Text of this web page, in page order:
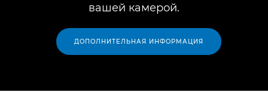
вашей камерой.
ДОПОЛНИТЕЛЬНАЯ ИНФОРМАЦИЯ